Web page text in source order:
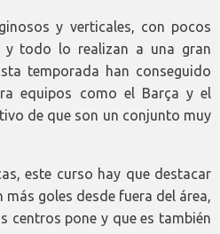
y verticales, con pocos
y todo lo realizan a una gran
temporada han conseguido
equipos como el Barça y el
de que son un conjunto muy
este curso hay que destacar
más goles desde fuera del área,
centros pone y que es también